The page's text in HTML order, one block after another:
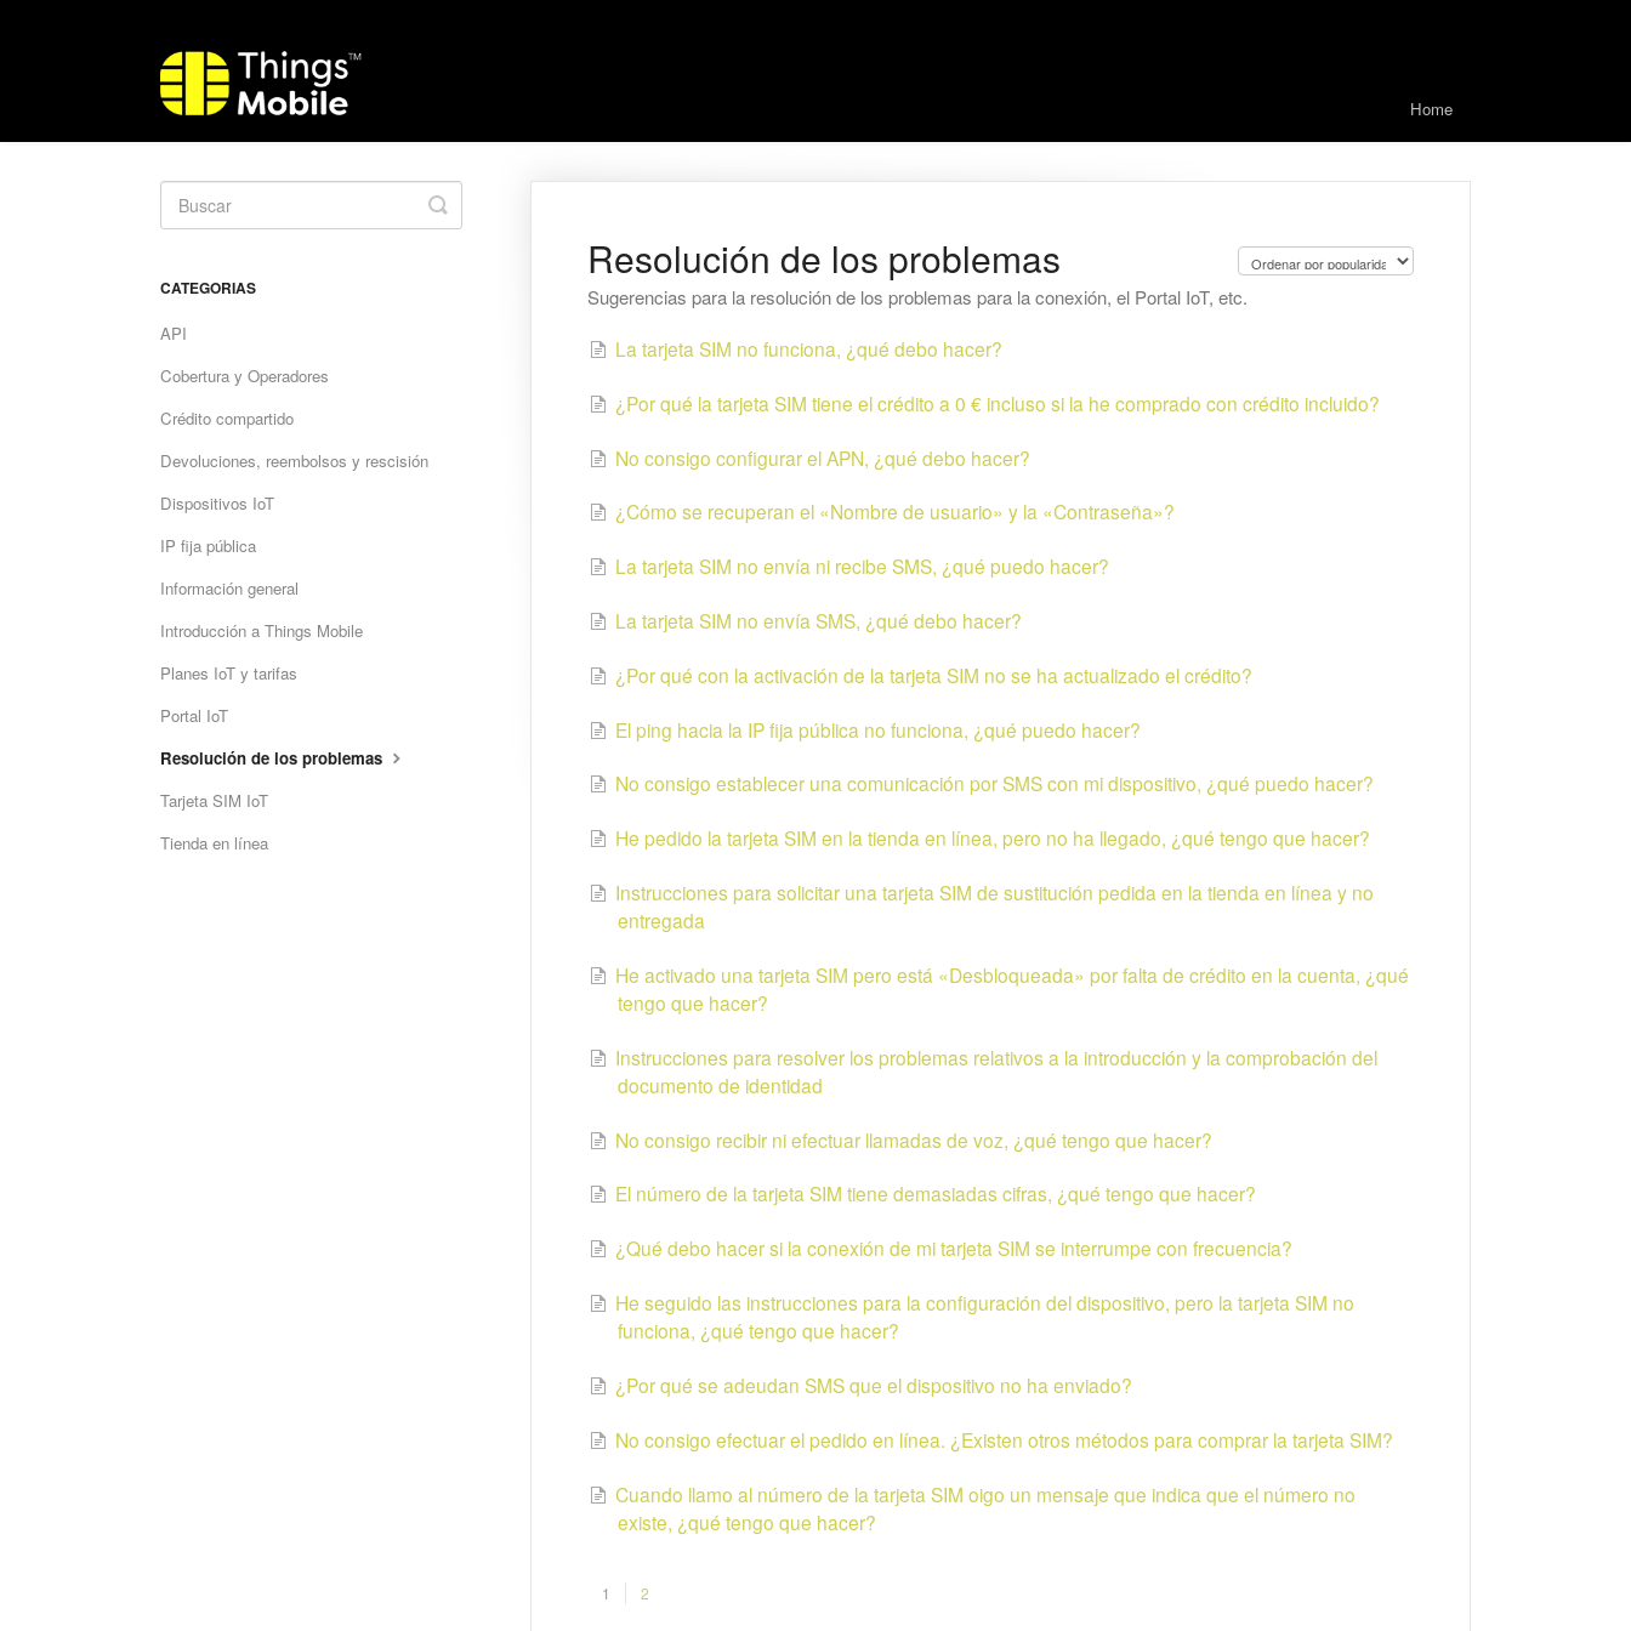
Home
Resolución de los problemas
Sugerencias para la resolución de los problemas para la conexión, el Portal IoT, etc.
La tarjeta SIM no funciona, ¿qué debo hacer?
¿Por qué la tarjeta SIM tiene el crédito a 0 € incluso si la he comprado con crédito incluido?
No consigo configurar el APN, ¿qué debo hacer?
¿Cómo se recuperan el «Nombre de usuario» y la «Contraseña»?
La tarjeta SIM no envía ni recibe SMS, ¿qué puedo hacer?
La tarjeta SIM no envía SMS, ¿qué debo hacer?
¿Por qué con la activación de la tarjeta SIM no se ha actualizado el crédito?
El ping hacia la IP fija pública no funciona, ¿qué puedo hacer?
No consigo establecer una comunicación por SMS con mi dispositivo, ¿qué puedo hacer?
He pedido la tarjeta SIM en la tienda en línea, pero no ha llegado, ¿qué tengo que hacer?
Instrucciones para solicitar una tarjeta SIM de sustitución pedida en la tienda en línea y no
entregada
He activado una tarjeta SIM pero está «Desbloqueada» por falta de crédito en la cuenta, ¿qué
tengo que hacer?
Instrucciones para resolver los problemas relativos a la introducción y la comprobación del
documento de identidad
No consigo recibir ni efectuar llamadas de voz, ¿qué tengo que hacer?
El número de la tarjeta SIM tiene demasiadas cifras, ¿qué tengo que hacer?
¿Qué debo hacer si la conexión de mi tarjeta SIM se interrumpe con frecuencia?
He seguido las instrucciones para la configuración del dispositivo, pero la tarjeta SIM no
funciona, ¿qué tengo que hacer?
¿Por qué se adeudan SMS que el dispositivo no ha enviado?
No consigo efectuar el pedido en línea. ¿Existen otros métodos para comprar la tarjeta SIM?
Cuando llamo al número de la tarjeta SIM oigo un mensaje que indica que el número no
existe, ¿qué tengo que hacer?
1 2
Toggle
Search
CATEGORIAS
API
Cobertura y Operadores
Crédito compartido
Devoluciones, reembolsos y rescisión
Dispositivos IoT
IP fija pública
Información general
Introducción a Things Mobile
Planes IoT y tarifas
Portal IoT
Resolución de los problemas
Tarjeta SIM IoT
Tienda en línea